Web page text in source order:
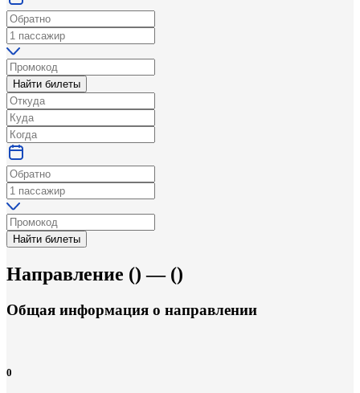
Найти билеты
Найти билеты
Направление () — ()
Общая информация о направлении
0